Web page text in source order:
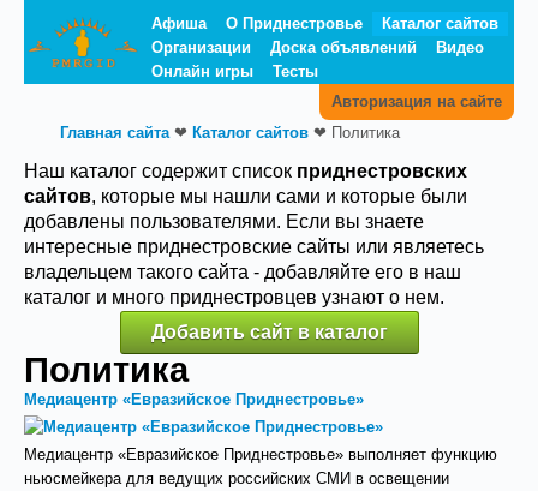
Афиша О Приднестровье
Каталог сайтов
Организации
Доска объявлений
Видео
Онлайн игры
Тесты
Авторизация на сайте
Главная сайта❤ Каталог сайтов ❤ Политика
Наш каталог содержит список приднестровских
сайтов, которые мы нашли сами и которые были
добавлены пользователями. Если вы знаете
интересные приднестровские сайты или являетесь
владельцем такого сайта - добавляйте его в наш
каталог и много приднестровцев узнают о нем.
Добавить сайт в каталог
Политика
Медиацентр «Евразийское Приднестровье»
Медиацентр «Евразийское Приднестровье» выполняет функцию
ньюсмейкера для ведущих российских СМИ в освещении